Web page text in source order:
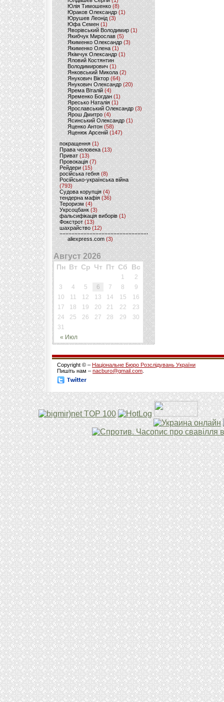
Юлія Тимошенко (8)
Юраков Олександр (1)
Юрушев Леонід (3)
Юфа Семен (1)
Яворівський Володимир (1)
Якибчук Мирослав (5)
Якименко Олександр (3)
Якименко Олена(1)
Якімчук Олександр (1)
Яловий Костянтин
Володимирович (1)
Янковський Микола(2)
Янукович Віктор (64)
Янукович Олександр(20)
Ярема Віталій(4)
Яременко Богдан(1)
Яресько Наталія(1)
Ярославський Олександр (3)
Ярош Дмитро (4)
Ясинський Олександр (1)
Яценко Антон(58)
Яценюк Арсеній (147)
покращення (1)
Права человека(13)
Приват (13)
Провокація (7)
Рейдери (15)
російська гебня (8)
Російсько-українська війна
(793)
Судова корупція (4)
тендерна мафія (36)
Тероризм (4)
Укрсоцбанк (3)
фальсифікація виборів (1)
Фокстрот(13)
шахрайство (12)
aliexpress.com (3)
Август 2026
Пн Вт Ср Чт Пт Сб Вс
« Июл
1
2
3
4 5 6 7 8
9
10
11 12 13 14 15
16
17
18 19 20 21 22
23
24
25 26 27 28 29
30
31
Copyright © – Національне Бюро Розслідувань України
Пишіть нам – nacburo@gmail.com